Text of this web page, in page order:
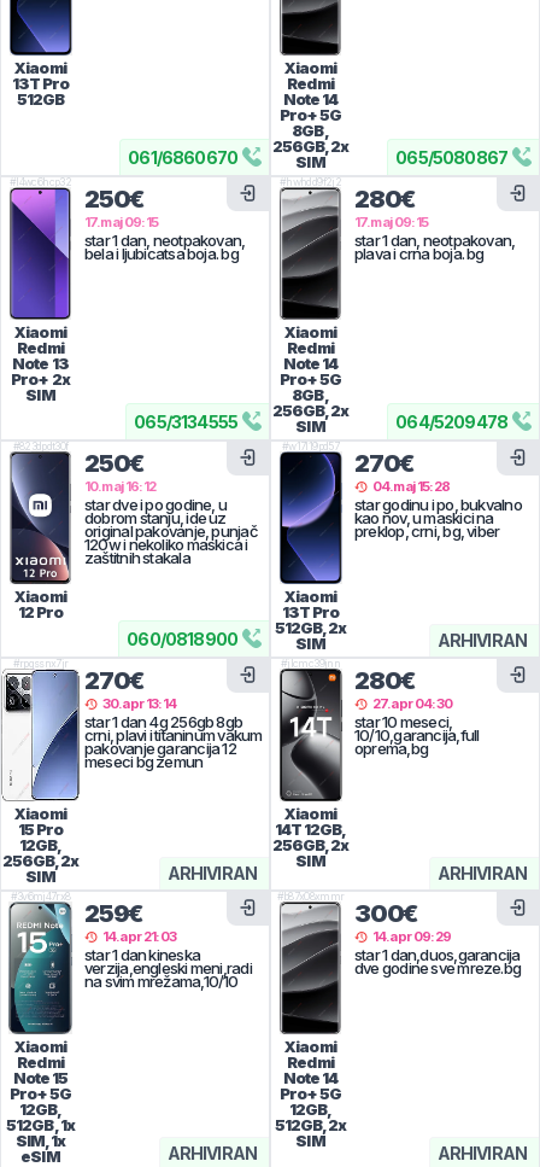
061/6860670
Xiaomi
13T Pro
512GB
065/5080867
Xiaomi
Redmi
Note 14
Pro+ 5G
8GB,
256GB, 2x
SIM
065/3134555
#l4wc6hcp32
Xiaomi
Redmi
Note 13
Pro+ 2x
SIM
250€
17.maj 09:15
star 1 dan, neotpakovan,
bela i ljubicatsa boja. bg
064/5209478
#hwhdd9f2j2
Xiaomi
Redmi
Note 14
Pro+ 5G
8GB,
256GB, 2x
SIM
280€
17.maj 09:15
star 1 dan, neotpakovan,
plava i crna boja. bg
060/0818900
#823dpdt30f
Xiaomi
12 Pro
250€
10.maj 16:12
star dve i po godine, u
dobrom stanju, ide uz
original pakovanje, punjač
120w i nekoliko maskica i
zaštitnih stakala
ARHIVIRAN
#w17l19pd57
Xiaomi
13T Pro
512GB, 2x
SIM
270€
04.maj 15:28
star godinu i po, bukvalno
kao nov, u maskici na
preklop, crni, bg, viber
ARHIVIRAN
#rpqssnx7jr
Xiaomi
15 Pro
12GB,
256GB, 2x
SIM
270€
30.apr 13:14
star 1 dan 4g 256gb 8gb
crni, plavi i titaninum vakum
pakovanje garancija 12
meseci bg zemun
ARHIVIRAN
#jlcmc39jnn
Xiaomi
14T12GB,
256GB, 2x
SIM
280€
27.apr 04:30
star 10 meseci,
10/10,garancija,full
oprema,bg
ARHIVIRAN
#3v6mj47rx8
Xiaomi
Redmi
Note 15
Pro+ 5G
12GB,
512GB, 1x
SIM, 1x
eSIM
259€
14.apr 21:03
star 1 dan kineska
verzija,engleski meni,radi
na svim mrežama,10/10
ARHIVIRAN
#b87x08xmmr
Xiaomi
Redmi
Note 14
Pro+ 5G
12GB,
512GB, 2x
SIM
300€
14.apr 09:29
star 1 dan,duos,garancija
dve godine sve mreze.bg